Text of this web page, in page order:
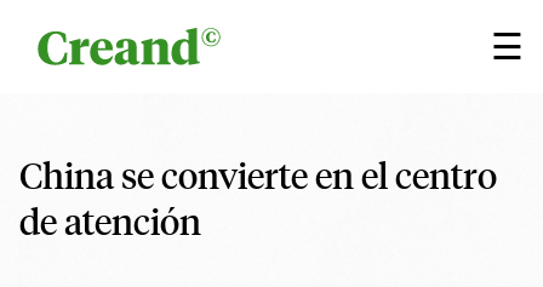
☰
×
China se convierte en el centro
de atención